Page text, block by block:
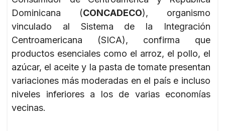
Dominicana (CONCADECO), organismo
vinculado al Sistema de la Integración
Centroamericana (SICA), confirma que
productos esenciales como el arroz, el pollo, el
azúcar, el aceite y la pasta de tomate presentan
variaciones más moderadas en el país e incluso
niveles inferiores a los de varias economías
vecinas.